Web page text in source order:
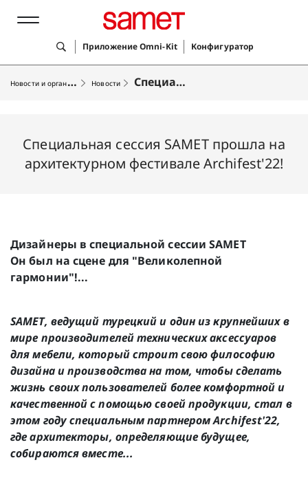
Продукты
Услуги
Приложение Omni-Kit Конфигуратор
Н
овости и организации Новости Специальная сессия SAMET прошла на архитектурном фестивале Archifest'22!
Специальная сессия SAMET прошла на
архитектурном фестивале Archifest'22!
Дизайнеры в специальной сессии SAMET
Он был на сцене для "Великолепной
гармонии"!...
SAMET, ведущий турецкий и один из крупнейших в
мире производителей технических аксессуаров
для мебели, который строит свою философию
дизайна и производства на том, чтобы сделать
жизнь своих пользователей более комфортной и
качественной с помощью своей продукции, стал в
этом году специальным партнером Archifest'22,
где архитекторы, определяющие будущее,
собираются вместе...